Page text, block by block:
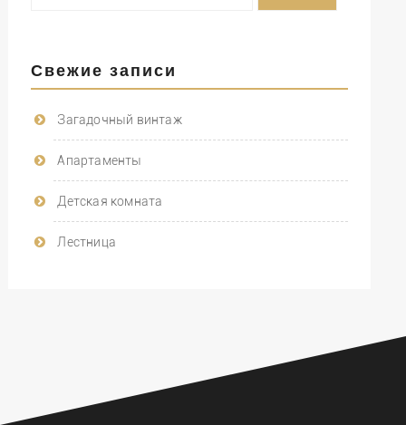
Свежие записи
Загадочный винтаж
Апартаменты
Детская комната
Лестница